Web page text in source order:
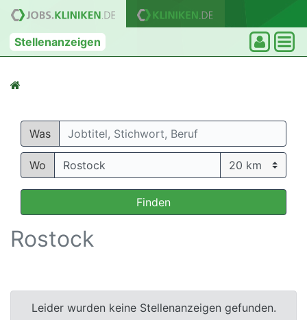
Stellenanzeigen
Was
Wo
Finden
Rostock
Leider wurden keine Stellenanzeigen gefunden.